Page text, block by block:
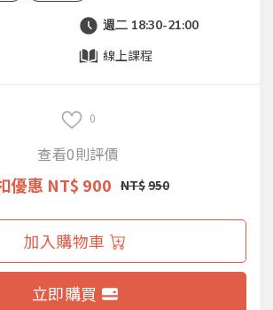
週二 18:30-21:00
線上課程
0
查看0則評價
優惠 NT$ 900 NT$950
加入購物車
立即購買